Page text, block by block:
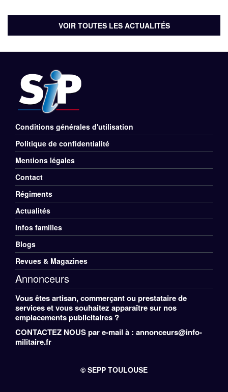
VOIR TOUTES LES ACTUALITÉS
Menu
Rubriques
Pied
de
page
Conditions générales d'utilisation
Politique de confidentialité
Mentions légales
Contact
Menu
Divers
Pied
de
page
Régiments
Actualités
Infos familles
Blogs
Revues & Magazines
Annonceurs
Vous êtes artisan, commerçant ou prestataire de
services et vous souhaitez apparaître sur nos
emplacements publicitaires ?
CONTACTEZ NOUSpar e-mail à : annonceurs@info-
militaire.fr
© SEPP TOULOUSE